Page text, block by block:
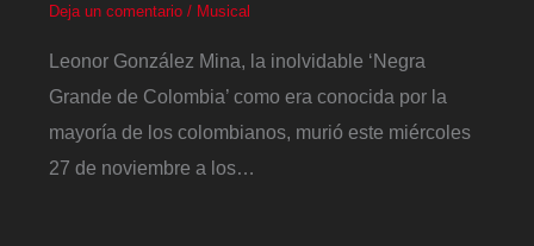
Deja un comentario / Musical
Leonor González Mina, la inolvidable ‘Negra
Grande de Colombia’ como era conocida por la
mayoría de los colombianos, murió este miércoles
27 de noviembre a los…